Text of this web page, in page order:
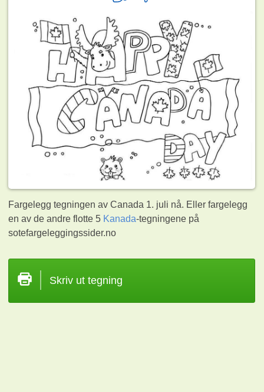
Fargelegg tegningen av Canada 1. juli nå. Eller fargelegg
en av de andre flotte 5 Kanada-tegningene på
sotefargeleggingssider.no
Skriv ut tegning